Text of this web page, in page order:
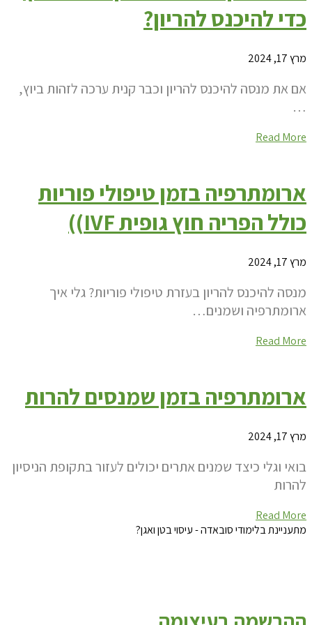
כדי להיכנס להריון?
מרץ 17, 2024
אם את מנסה להיכנס להריון וכבר קנית ערכה לזהות ביוץ,
…
Read More
ארומתרפיה בזמן טיפולי פוריות
כולל הפריה חוץ גופית IVF))
מרץ 17, 2024
מנסה להיכנס להריון בעזרת טיפולי פוריות? גלי איך
ארומתרפיה ושמנים…
Read More
ארומתרפיה בזמן שמנסים להרות
מרץ 17, 2024
בואי וגלי כיצד שמנים אתרים יכולים לעזור בתקופת הניסיון
להרות
Read More
מתעניינת בלימודי סובאדה - עיסוי בטן ואגן?